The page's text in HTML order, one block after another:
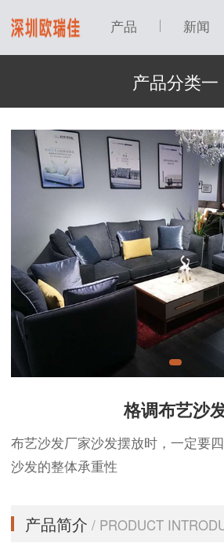
产品 新闻
产品分类一
格调布艺沙
布艺沙发厂家沙发摆放时，一定要
沙发的整体承重性
产品简介/ PRODUCT